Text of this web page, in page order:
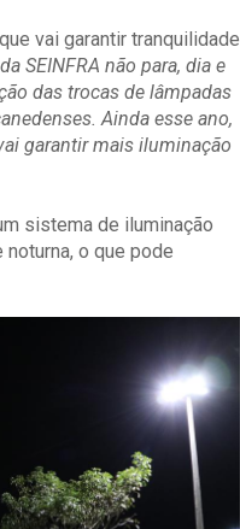
vai garantir tranquilidade
SEINFRA não para, dia e
das trocas de lâmpadas
Ainda esse ano,
garantir mais iluminação
sistema de iluminação
o que pode